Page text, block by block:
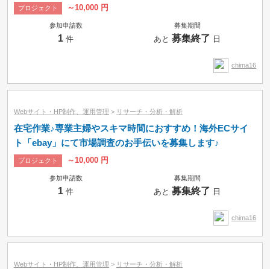
タスク
プロジェクト
プロジェクト ～10,000 円
参加申請数
1 件
募集期間
あと募集終了 日
chima16
Webサイト・HP制作、運用管理 > リサーチ・分析・解析
在宅作業♪専業主婦やスキマ時間におすすめ！海外ECサイ
ト「ebay」にて市場調査のお手伝いを募集します♪
プロジェクト ～10,000 円
参加申請数
1 件
募集期間
あと募集終了 日
chima16
Webサイト・HP制作、運用管理 > リサーチ・分析・解析